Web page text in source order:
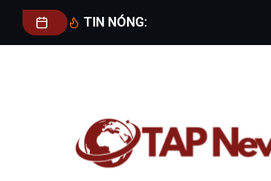
TIN NÓNG: